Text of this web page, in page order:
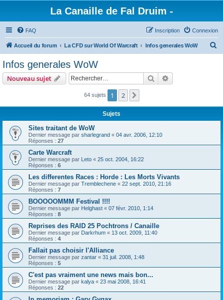
La Canaille de Fal Druim -
FAQ Connexion
Inscription
Accueil du forum La CFD sur World Of Warcraft Infos generales WoW
Infos generales WoW
Nouveau sujet Rechercher
64 sujets 1 2
Sujets
Sites traitant de WoW
Dernier message par sharlegrand « 04 avr. 2006, 12:10
Réponses : 27
Carte Warcraft
Dernier message par Leto « 25 oct. 2004, 16:22
Réponses : 6
Les differentes Races : Horde : Les Morts Vivants
Dernier message par Tremblechene « 22 sept. 2010, 21:16
Réponses : 7
BOOOOOMMM Festival !!!!
Dernier message par Helghast « 07 févr. 2010, 1:14
Réponses : 8
Reprises des RAID 25 Pochtrons / Canaille
Dernier message par Darkrhum « 13 oct. 2009, 11:40
Réponses : 4
Fallait pas choisir l'Alliance
Dernier message par zantar « 31 juil. 2008, 1:48
Réponses : 5
C'est pas vraiment une news mais bon...
Dernier message par kalya « 23 mai 2008, 16:41
Réponses : 22